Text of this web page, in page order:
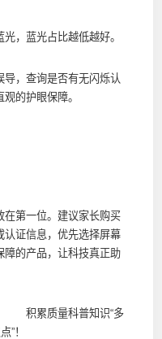
，蓝光占比越低越好。
，查询是否有无闪烁认
的护眼保障。
第一位。建议家长购买
认证信息，优先选择屏幕
障的产品，让科技真正助
积累质量科普知识“多
”！